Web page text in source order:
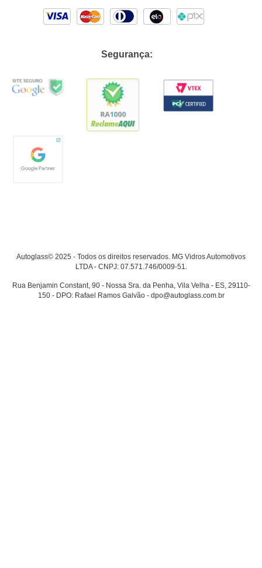
Segurança:
Autoglass© 2025 - Todos os direitos reservados. MG Vidros Automotivos
LTDA - CNPJ: 07.571.746/0009-51.
Rua Benjamin Constant, 90 - Nossa Sra. da Penha, Vila Velha - ES, 29110-
150 - DPO: Rafael Ramos Galvão - dpo@autoglass.com.br